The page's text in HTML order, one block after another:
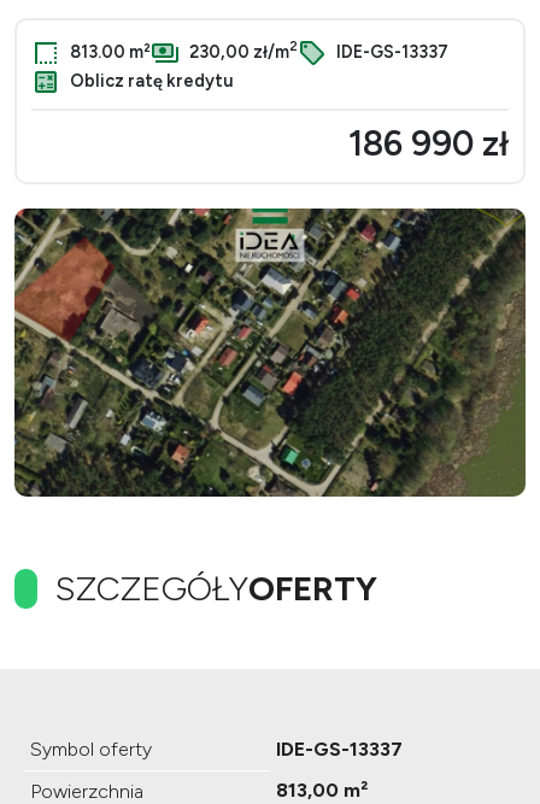
813.00 m² 230,00 zł/m2
IDE-GS-13337
Oblicz ratę kredytu
186 990 zł
SZCZEGÓŁYOFERTY
Symbol oferty
IDE-GS-13337
Powierzchnia
813,00 m²